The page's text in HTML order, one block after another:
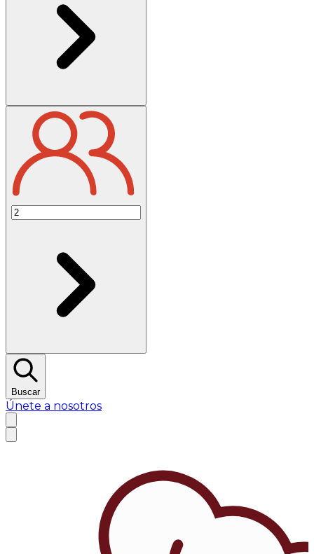
Buscar
Únete a nosotros